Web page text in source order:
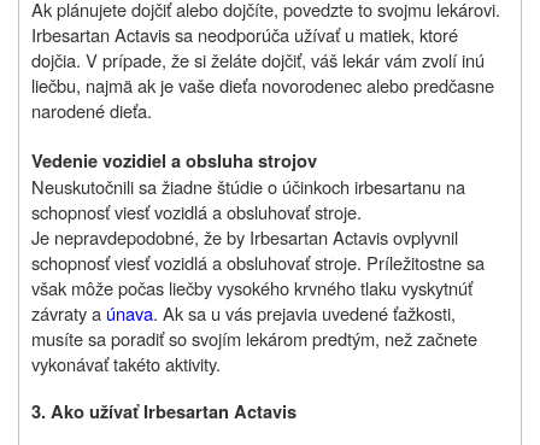
Ak plánujete dojčiť alebo dojčíte, povedzte to svojmu lekárovi.
Irbesartan Actavis sa neodporúča užívať u matiek, ktoré
dojčia. V prípade, že si želáte dojčiť, váš lekár vám zvolí inú
liečbu, najmä ak je vaše dieťa novorodenec alebo predčasne
narodené dieťa.
Vedenie vozidiel a obsluha strojov
Neuskutočnili sa žiadne štúdie o účinkoch irbesartanu na
schopnosť viesť vozidlá a obsluhovať stroje.
Je nepravdepodobné, že by Irbesartan Actavis ovplyvnil
schopnosť viesť vozidlá a obsluhovať stroje. Príležitostne sa
však môže počas liečby vysokého krvného tlaku vyskytnúť
závraty a únava. Ak sa u vás prejavia uvedené ťažkosti,
musíte sa poradiť so svojím lekárom predtým, než začnete
vykonávať takéto aktivity.
3.Ako užívať Irbesartan Actavis